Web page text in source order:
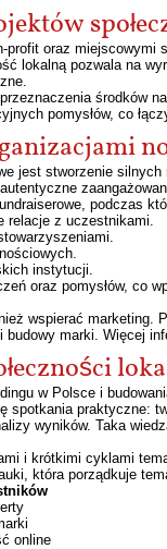
profit oraz
lokalną pozwala na
środków
pomysłów, co
jest stworzenie
podczas
relacje z uczestnikami.
instytucji.
oraz pomysłów, co
wspierać
budowy marki. Więcej
w Polsce i
spotkania
wyników. Taka
i krótkimi cyklami
która porządkuje
online